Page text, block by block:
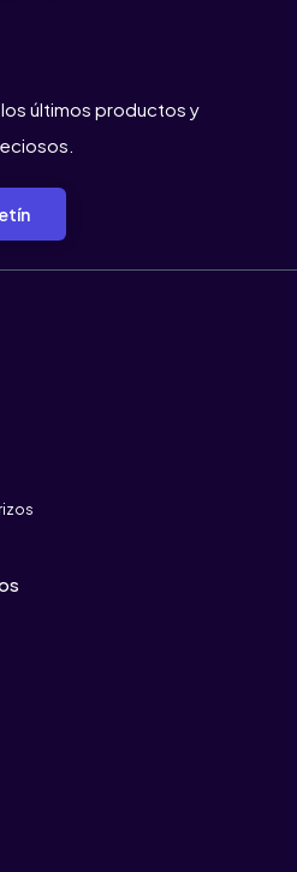
últimos productos y